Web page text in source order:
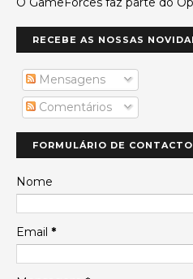
RECEBE AS NOSSAS
Mensagens
Comentários
FORMULÁRIO DE CONTACTO
Nome
Email *